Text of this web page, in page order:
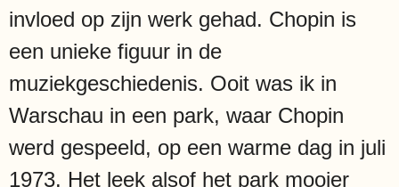
invloed op zijn werk gehad. Chopin is
een unieke figuur in de
muziekgeschiedenis. Ooit was ik in
Warschau in een park, waar Chopin
werd gespeeld, op een warme dag in juli
1973. Het leek alsof het park mooier